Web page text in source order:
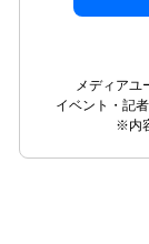
メディアユ
イベント・記
※内